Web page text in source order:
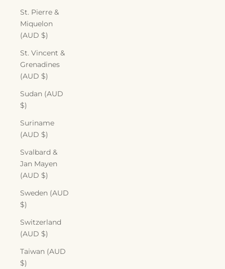
St. Pierre &
Miquelon
(AUD $)
St. Vincent &
Grenadines
(AUD $)
Sudan (AUD
$)
Suriname
(AUD $)
Svalbard &
Jan Mayen
(AUD $)
Sweden (AUD
$)
Switzerland
(AUD $)
Taiwan (AUD
$)